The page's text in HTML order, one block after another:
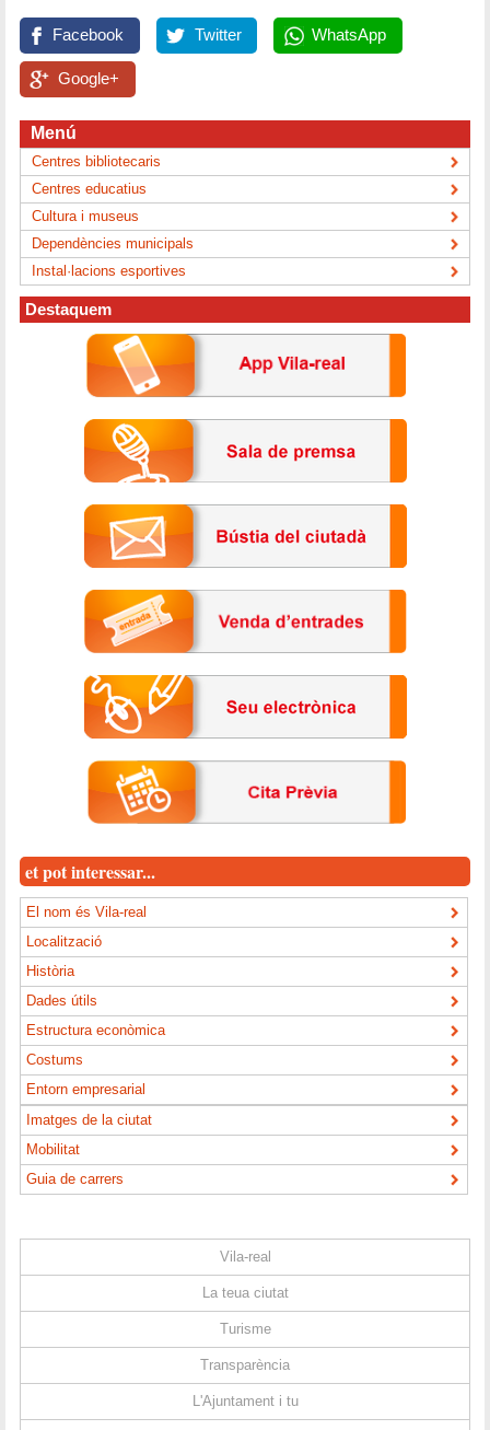
Facebook Twitter WhatsApp
Google+
Menú
Centres bibliotecaris
Centres educatius
Cultura i museus
Dependències municipals
Instal·lacions esportives
Destaquem
et pot interessar...
El nom és Vila-real
Localització
Història
Dades útils
Estructura econòmica
Costums
Entorn empresarial
Imatges de la ciutat
Mobilitat
Guia de carrers
Vila-real
La teua ciutat
Turisme
Transparència
L'Ajuntament i tu